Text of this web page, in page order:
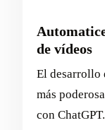
de vídeos
El desarrollo
más
con